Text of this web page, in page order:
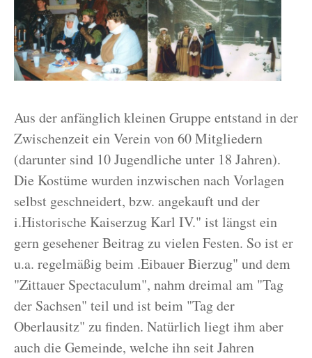
Aus der anfänglich kleinen Gruppe entstand in der
Zwischenzeit ein Verein von 60 Mitgliedern
(darunter sind 10 Jugendliche unter 18 Jahren).
Die Kostüme wurden inzwischen nach Vorlagen
selbst geschneidert, bzw. angekauft und der
i.Historische Kaiserzug Karl IV." ist längst ein
gern gesehener Beitrag zu vielen Festen. So ist er
u.a. regelmäßig beim .Eibauer Bierzug" und dem
"Zittauer Spectaculum", nahm dreimal am "Tag
der Sachsen" teil und ist beim "Tag der
Oberlausitz" zu finden. Natürlich liegt ihm aber
auch die Gemeinde, welche ihn seit Jahren